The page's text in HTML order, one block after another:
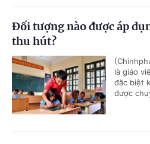
Đối tượng nào được áp
thu hút?
là giáo
đặc biệt
được